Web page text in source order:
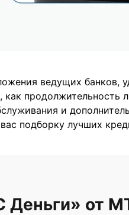
ведущих банков,
продолжительность
и
подборку лучших
Деньги» от